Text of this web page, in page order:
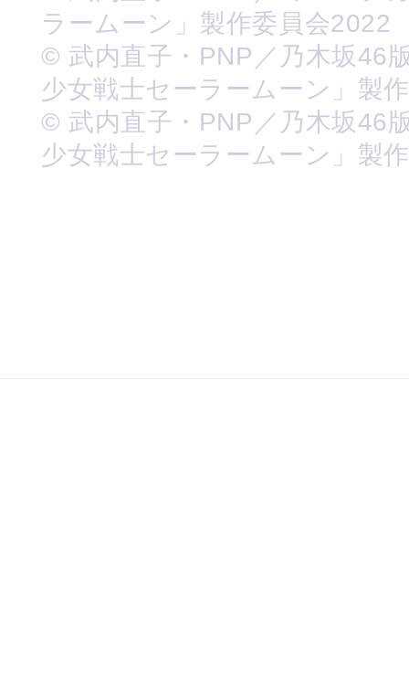
ラームーン」製作委員会2022
© 武内直子・PNP／乃木坂46
少女戦士セーラームーン」製
© 武内直子・PNP／乃木坂46
少女戦士セーラームーン」製